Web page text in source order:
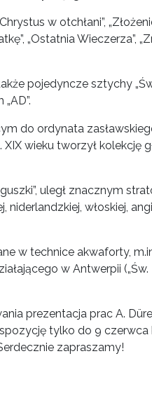
w otchłani”,
„Ostatnia Wieczerza”,
pojedyncze sztychy
do ordynata
wieku tworzył kolekcję
uległ znacznym
niderlandzkiej, włoskiej,
w technice akwaforty,
w Antwerpii („Św.
prezentacja prac A.
tylko do 9 czerwca
zapraszamy!